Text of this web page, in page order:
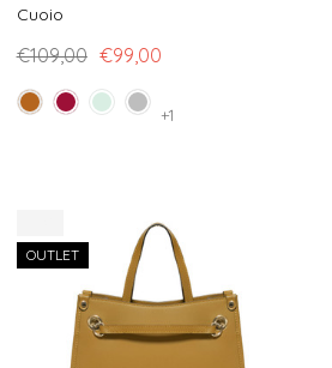
Cuoio
€109,00 €99,00
+1
OUTLET